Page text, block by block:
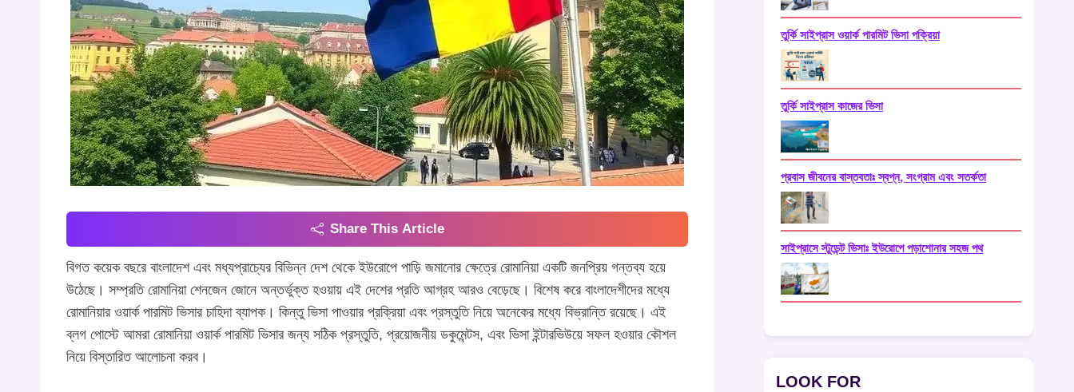
Share This Article
বিগত কয়েক বছরে বাংলাদেশ এবং মধ্যপ্রাচ্যের বিভিন্ন দেশ থেকে ইউরোপে পাড়ি জমানোর ক্ষেত্রে রোমানিয়া একটি জনপ্রিয় গন্তব্য হয়ে
উঠেছে। সম্প্রতি রোমানিয়া শেনজেন জোনে অন্তর্ভুক্ত হওয়ায় এই দেশের প্রতি আগ্রহ আরও বেড়েছে। বিশেষ করে বাংলাদেশীদের মধ্যে
রোমানিয়ার ওয়ার্ক পারমিট ভিসার চাহিদা ব্যাপক। কিন্তু ভিসা পাওয়ার প্রক্রিয়া এবং প্রস্তুতি নিয়ে অনেকের মধ্যে বিভ্রান্তি রয়েছে। এই
ব্লগ পোস্টে আমরা রোমানিয়া ওয়ার্ক পারমিট ভিসার জন্য সঠিক প্রস্তুতি, প্রয়োজনীয় ডকুমেন্টস, এবং ভিসা ইন্টারভিউয়ে সফল হওয়ার কৌশল
নিয়ে বিস্তারিত আলোচনা করব।
তুর্কি সাইপ্রাস ওয়ার্ক পারমিট ভিসা পক্রিয়া
তুর্কি সাইপ্রাস কাজের ভিসা
প্রবাস জীবনের বাস্তবতাঃ স্বপ্ন, সংগ্রাম এবং সতর্কতা
সাইপ্রাসে স্টুডেন্ট ভিসাঃ ইউরোপে পড়াশোনার সহজ পথ
LOOK FOR